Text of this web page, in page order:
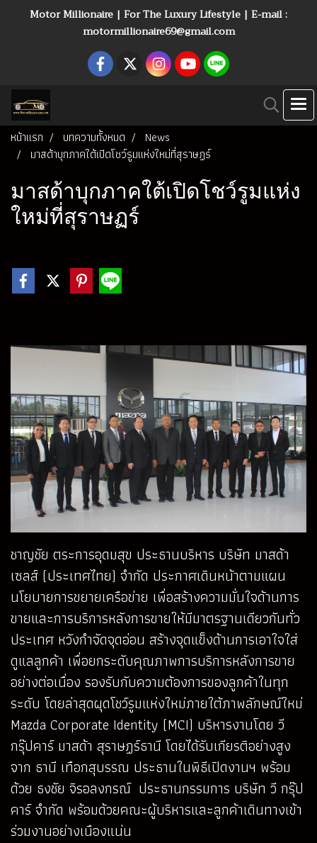
Motor Millionaire | For The Luxury Lifestyle | E-mail :
motormillionaire69@gmail.com
หน้าแรก บทความทั้งหมด
News
มาสด้าบุกภาคใต้เปิดโชว์รูมแห่งใหม่ที่สุราษฏร์
มาสด้าบุกภาคใต้เปิดโชว์รูมแห่ง
ใหม่ที่สุราษฏร์
ชาญชัย ตระการอุดมสุข ประธานบริหาร บริษัท มาสด้า
เซลส์ (ประเทศไทย) จำกัด ประกาศเดินหน้าตามแผน
นโยบายการขยายเครือข่าย เพื่อสร้างความมั่นใจด้านการ
ขายและการบริการหลังการขายให้มีมาตรฐานเดียวกันทั่ว
ประเทศ หวังกำจัดจุดอ่อน สร้างจุดแข็งด้านการเอาใจใส่
ดูแลลูกค้า เพื่อยกระดับคุณภาพการบริการหลังการขาย
อย่างต่อเนื่อง รองรับกับความต้องการของลูกค้าในทุก
ระดับ โดยล่าสุดผุดโชว์รูมแห่งใหม่ภายใต้ภาพลักษณ์ใหม่
Mazda Corporate Identity (MCI) บริหารงานโดย วี
กรุ๊ปคาร์ มาสด้า สุราษฏร์ธานี โดยได้รับเกียรติอย่างสูง
จาก ธานี เทือกสุบรรณ ประธานในพิธีเปิดงานฯ พร้อม
ด้วย ธงชัย จิรอลงกรณ์ ประธานกรรมการ บริษัท วี กรุ๊ป
คาร์ จำกัด พร้อมด้วยคณะผู้บริหารและลูกค้าเดินทางเข้า
ร่วมงานอย่างเนืองแน่น